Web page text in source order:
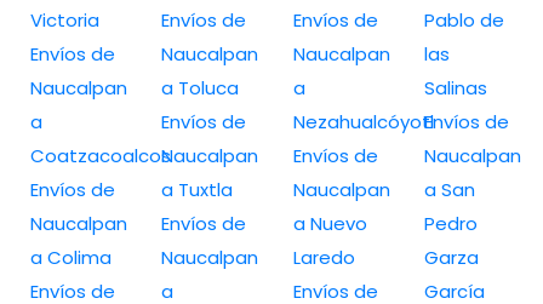
Victoria
Envíos de
Naucalpan
a
Coatzacoalcos
Envíos de
Naucalpan
a Colima
Envíos de
Envíos de
Naucalpan
a Toluca
Envíos de
Naucalpan
a Tuxtla
Envíos de
Naucalpan
a
Envíos de
Naucalpan
a
Nezahualcóyotl
Envíos de
Naucalpan
a Nuevo
Laredo
Envíos de
Pablo de
las
Salinas
Envíos de
Naucalpan
a San
Pedro
Garza
García